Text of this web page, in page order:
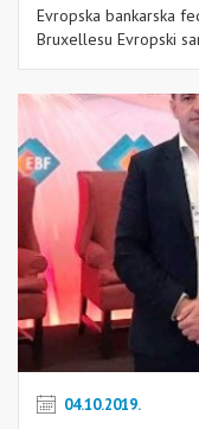
Evropska bankarska
Bruxellesu Evropski
04.10.2019.